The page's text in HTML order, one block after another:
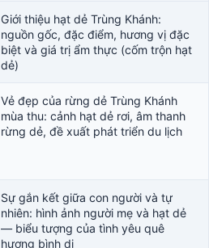
Giới thiệu hạt dẻ Trùng Khánh:
nguồn gốc, đặc điểm, hương vị đặc
biệt và giá trị ẩm thực (cốm trộn hạt
dẻ)
Vẻ đẹp của rừng dẻ Trùng Khánh
mùa thu: cảnh hạt dẻ rơi, âm thanh
rừng dẻ, đề xuất phát triển du lịch
Sự gắn kết giữa con người và tự
nhiên: hình ảnh người mẹ và hạt dẻ
— biểu tượng của tình yêu quê
hương bình dị